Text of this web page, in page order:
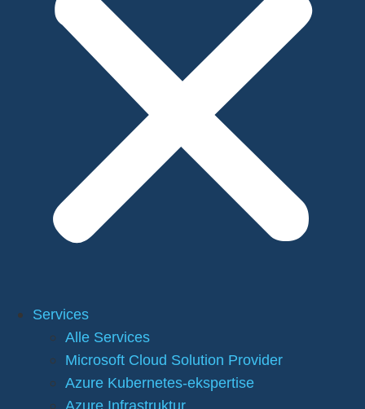
Services
Alle Services
Microsoft Cloud Solution Provider
Azure Kubernetes-ekspertise